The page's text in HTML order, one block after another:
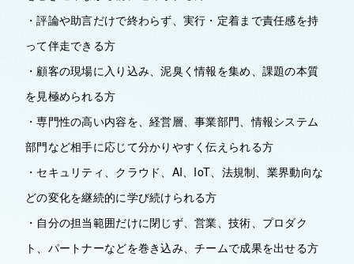
・評論や助言だけで終わらず、実行・定着まで責任感を持
って伴走できる方
・顧客の現場に入り込み、泥臭く情報を集め、課題の本質
を見極められる方
・専門性の高い内容を、経営層、事業部門、情報システム
部門など相手に応じて分かりやすく伝えられる方
・セキュリティ、クラウド、AI、IoT、法規制、業界動向な
どの変化を継続的に学び続けられる方
・自分の担当範囲だけに閉じず、営業、技術、プロダク
ト、パートナーなどを巻き込み、チームで成果を出せる方